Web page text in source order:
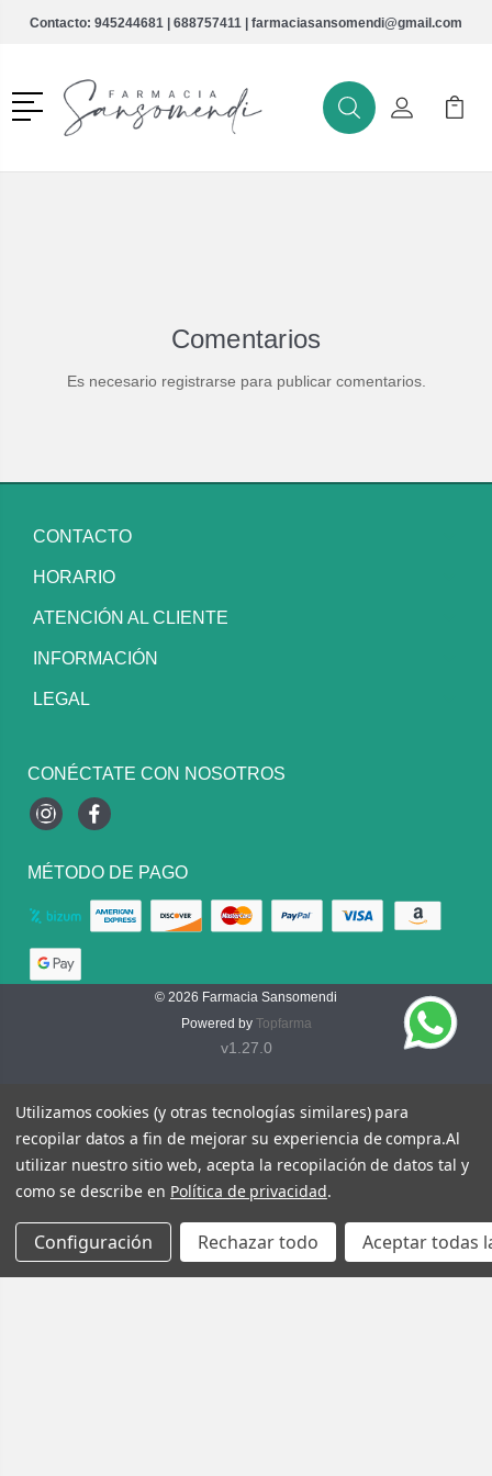
Contacto: 945244681 | 688757411 | farmaciasansomendi@gmail.com
Menú
BuscarMi Cuenta
Mi
Comentarios
Es necesario registrarse para publicar comentarios.
CONTACTO
HORARIO
ATENCIÓN AL CLIENTE
INFORMACIÓN
LEGAL
CONÉCTATE CON NOSOTROS
InstagramFacebook
MÉTODO DE PAGO
© 2026 Farmacia Sansomendi
Powered by Topfarma
v1.27.0
Utilizamos cookies (y otras tecnologías similares) para
recopilar datos a fin de mejorar su experiencia de compra.Al
utilizar nuestro sitio web, acepta la recopilación de datos tal y
como se describe en Política de privacidad.
Configuración Rechazar todo Aceptar todas